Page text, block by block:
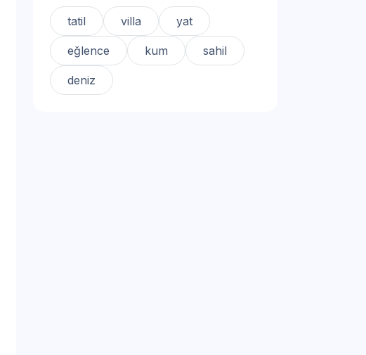
tatil villa yat
eğlence kum sahil
deniz